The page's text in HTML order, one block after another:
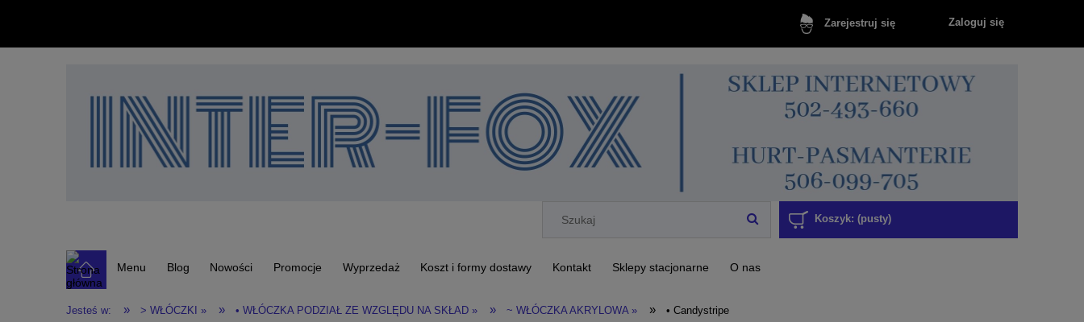
Zarejestruj się Zaloguj się
Koszyk: (pusty)
Menu Blog Nowości Promocje Wyprzedaż Koszt i formy dostawy Kontakt Sklepy stacjonarne O nas
Jesteś w: » > WŁÓCZKI » » • WŁÓCZKA PODZIAŁ ZE WZGLĘDU NA SKŁAD » » ~ WŁÓCZKA AKRYLOWA » » • Candystripe